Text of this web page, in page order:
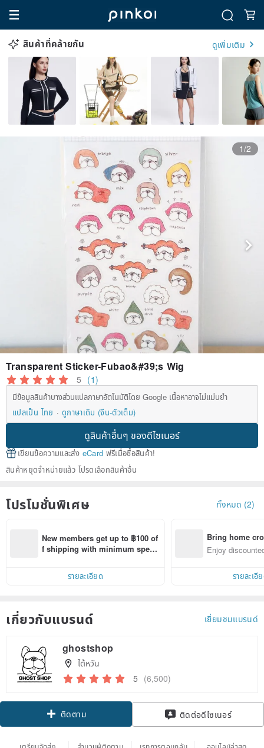
สินค้าที่คล้ายกัน ดูเพิ่มเติม
1/2
Transparent Sticker-Fubao&#39;s Wig
5 (1)
มีข้อมูลสินค้าบางส่วนแปลภาษาอัตโนมัติโดย Google เนื้อหาอาจไม่แม่นยำ
แปลเป็น ไทย
ดูภาษาเดิม (จีน-ตัวเต็ม)
ดูสินค้าอื่นๆ ของดีไซเนอร์
เขียนข้อความและส่ง eCard ฟรีเมื่อซื้อสินค้า!
สินค้าหยุดจำหน่ายแล้ว โปรดเลือกสินค้าอื่น
โปรโมชั่นพิเศษ ทั้งหมด (2)
New members get up to ฿100 of
f shipping with minimum spen
within 7 days!
รายละเอียด
Bring home
n with ease
Enjoy
รายละเอี
เกี่ยวกับแบรนด์ เยี่ยมชมแบรนด์
ghostshop
ไต้หวัน
5 (6,500)
ติดตาม ติดต่อดีไซเนอร์
เตรียมจัดส่ง
จำนวนผู้ติดตาม
เรทการตอบกลับ
ออนไลน์ล่าสุด